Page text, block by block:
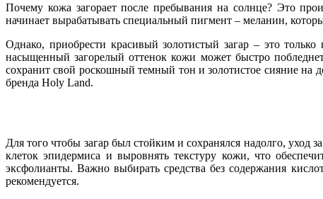
Почему кожа загорает после пребывания на солнце? Это
начинает вырабатывать специальный пигмент – меланин,
Однако, приобрести красивый золотистый загар – это
насыщенный загорелый оттенок кожи может быстро
сохранит свой роскошный темный тон и золотистое сияние на
бренда Holy Land.
Для того чтобы загар был стойким и сохранялся надолго,
клеток эпидермиса и выровнять текстуру кожи, что
эксфолианты. Важно выбирать средства без содержания
рекомендуется.